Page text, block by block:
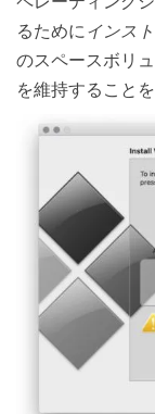
るためにインス
のスペースボリ
を維持すること